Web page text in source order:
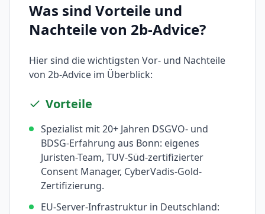
Was sind Vorteile und
Nachteile von 2b-Advice?
Hier sind die wichtigsten Vor- und Nachteile
von 2b-Advice im Überblick:
Vorteile
Spezialist mit 20+ Jahren DSGVO- und
BDSG-Erfahrung aus Bonn: eigenes
Juristen-Team, TUV-Süd-zertifizierter
Consent Manager, CyberVadis-Gold-
Zertifizierung.
EU-Server-Infrastruktur in Deutschland: